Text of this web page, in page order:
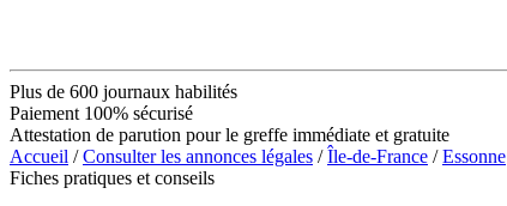
Plus de 600 journaux habilités
Paiement 100% sécurisé
Attestation de parution pour le greffe immédiate et gratuite
Accueil /Consulter les annonces légales /Île-de-France /Essonne
Fiches pratiques et conseils